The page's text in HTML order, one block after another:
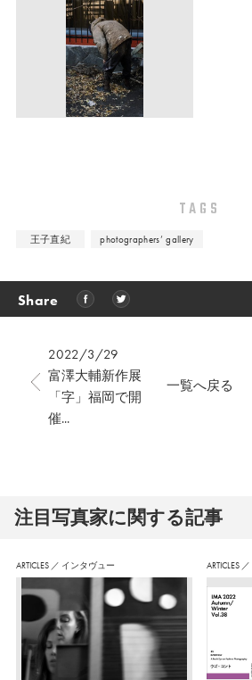
TAGS
王子直紀 photographers’ gallery
Share
2022/3/29
富澤大輔新作展
「字」福岡で開
催...
一覧へ戻る
注⽬写真家に関する記事
ARTICLES ／ インタヴュー ARTICLES ／